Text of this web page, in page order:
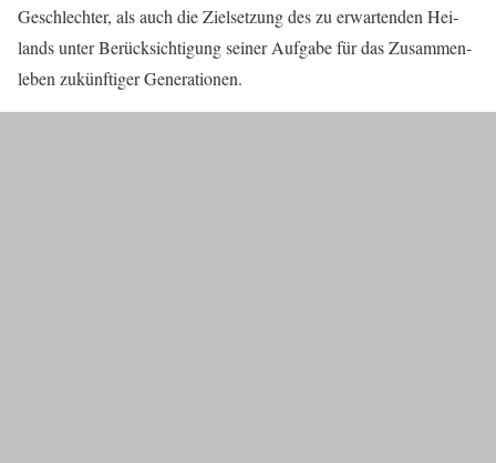
Geschlech­ter, als auch die Ziel­set­zung des zu erwar­ten­den Hei­
lands unter Berück­sich­ti­gung sei­ner Auf­ga­be für das Zusam­men­
le­ben zukünf­ti­ger Gene­ra­tio­nen.